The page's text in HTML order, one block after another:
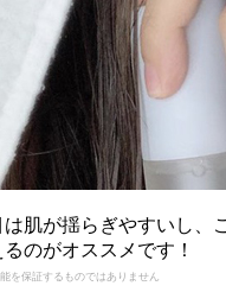
肌が揺らぎやすいし、
のがオススメです！
を保証するものではありません